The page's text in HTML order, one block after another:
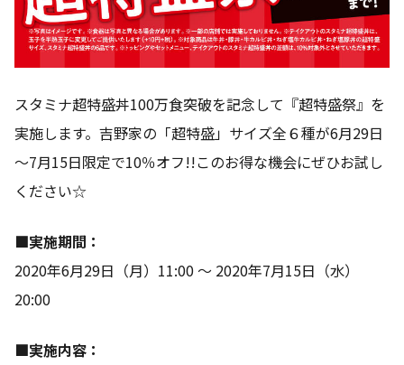
スタミナ超特盛丼100万食突破を記念して『超特盛祭』を
実施します。吉野家の「超特盛」サイズ全６種が6月29日
～7月15日限定で10％オフ!!このお得な機会にぜひお試し
ください☆
■実施期間：
2020年6月29日（月）11:00 ～ 2020年7月15日（水）
20:00
■実施内容：